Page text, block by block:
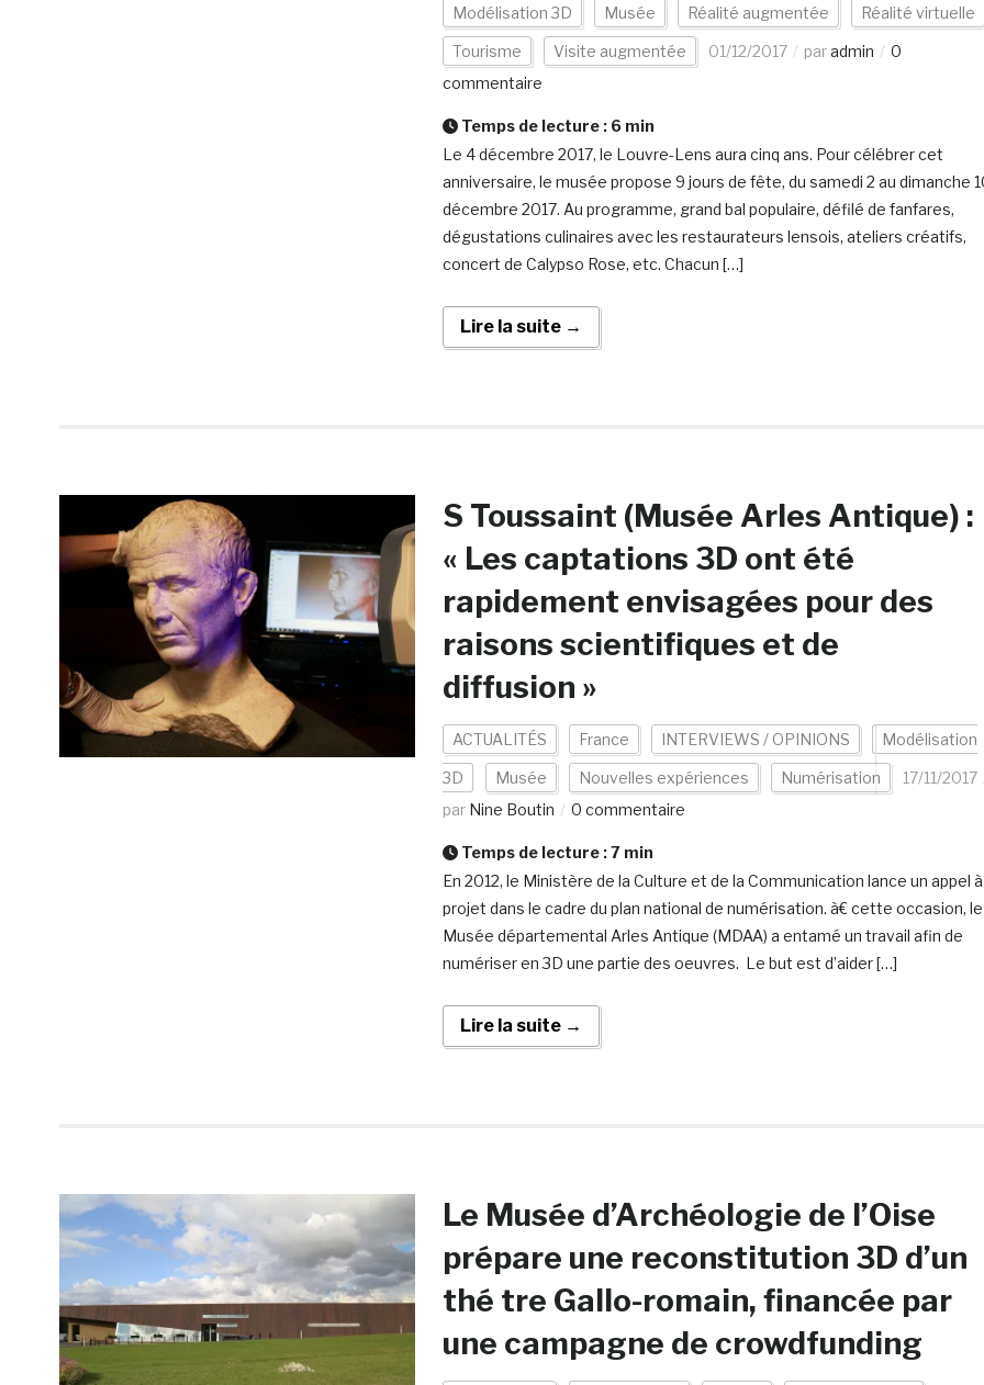
Modélisation 3D Musée Réalité augmentée Réalité virtuelle
Tourisme Visite augmentée 01/12/2017 paradmin
0
commentaire
Temps de lecture : 6 min
Le 4 décembre 2017, le Louvre-Lens aura cinq ans. Pour célébrer cet
anniversaire, le musée propose 9 jours de fête, du samedi 2 au dimanche
décembre 2017. Au programme, grand bal populaire, défilé de fanfares,
dégustations culinaires avec les restaurateurs lensois, ateliers créatifs,
concert de Calypso Rose, etc. Chacun […]
Lire la suite →
S Toussaint (Musée Arles Antique) :
« Les captations 3D ont été
rapidement envisagées pour des
raisons scientifiques et de
diffusion »
ACTUALITÉS France INTERVIEWS / OPINIONS Modélisation
3D Musée Nouvelles expériences Numérisation
17/11/2017
par Nine Boutin 0 commentaire
Temps de lecture :7 min
En 2012, le Ministère de la Culture et de la Communication lance un appel
projet dans le cadre du plan national de numérisation. à€ cette occasion, le
Musée départemental Arles Antique (MDAA) a entamé un travail afin de
numériser en 3D une partie des oeuvres. Le but est d’aider […]
Lire la suite →
Le Musée d’Archéologie de l’Oise
prépare une reconstitution 3D d’un
thé tre Gallo-romain, financée par
une campagne de crowdfunding